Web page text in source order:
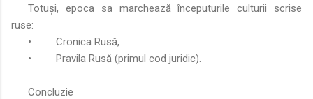
Totuși, epoca sa marchează începuturile culturii scrise
ruse:
•
Cronica Rusă,
•
Pravila Rusă (primul cod juridic).
Concluzie